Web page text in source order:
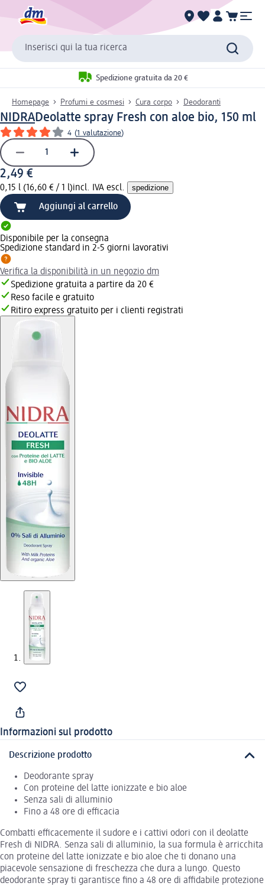
Inserisci qui la tua ricerca
Spedizione gratuita da 20 €
Homepage Profumi e cosmesi Cura corpo Deodoranti
NIDRADeolatte spray Fresh con aloe bio, 150 ml
4 (1 valutazione)
2,49 €
0,15 l (16,60 € / 1 l)incl. IVA escl. spedizione
Aggiungi al carrello
Disponibile per la consegna
Spedizione standard in 2-5 giorni lavorativi
Verifica la disponibilità in un negozio dm
Spedizione gratuita a partire da 20 €
Reso facile e gratuito
Ritiro express gratuito per i clienti registrati
Informazioni sul prodotto
Descrizione prodotto
Deodorante spray
Con proteine del latte ionizzate e bio aloe
Senza sali di alluminio
Fino a 48 ore di efficacia
Combatti efficacemente il sudore e i cattivi odori con il deolatte
Fresh di NIDRA. Senza sali di alluminio, la sua formula è arricchita
con proteine del latte ionizzate e bio aloe che ti donano una
piacevole sensazione di freschezza che dura a lungo. Questo
deodorante spray ti garantisce fino a 48 ore di affidabile protezione